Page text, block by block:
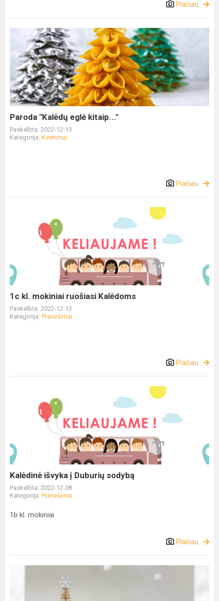
Plačiau
Paroda "Kalėdų eglė kitaip..."
Paskelbta: 2022-12-13
Kategorija: Kvietimai
Plačiau
1c kl. mokiniai ruošiasi Kalėdoms
Paskelbta: 2022-12-13
Kategorija: Pranešimai
Plačiau
Kalėdinė išvyka į Duburių sodybą
Paskelbta: 2022-12-08
Kategorija: Pranešimai
1b kl. mokiniai
Plačiau